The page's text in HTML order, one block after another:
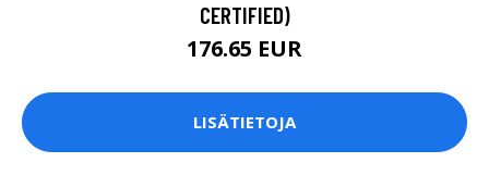
CERTIFIED)
176.65 EUR
LISÄTIETOJA